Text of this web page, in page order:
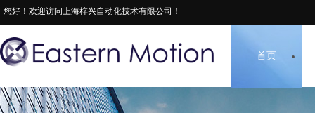
您好！欢迎访问上海梓兴自动化技术有限公司！
首页